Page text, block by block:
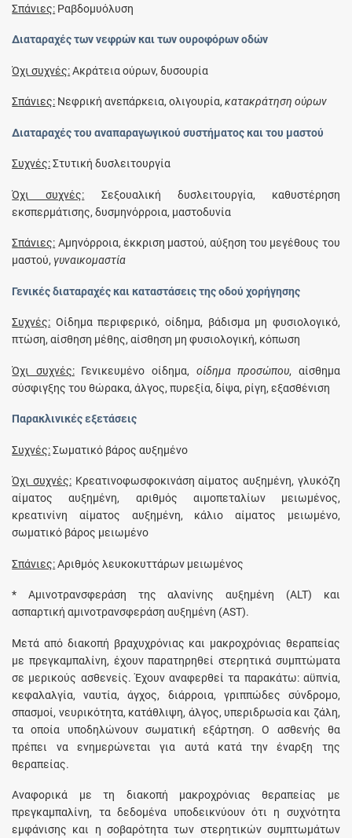
Σπάνιες: Ραβδομυόλυση
Διαταραχές των νεφρών και των ουροφόρων οδών
Όχι συχνές:Ακράτεια ούρων, δυσουρία
Σπάνιες: Νεφρική ανεπάρκεια, ολιγουρία,κατακράτηση ούρων
Διαταραχές του αναπαραγωγικού συστήματος και του μαστού
Συχνές:Στυτική δυσλειτουργία
Όχι συχνές: Σεξουαλική δυσλειτουργία, καθυστέρηση
εκσπερμάτισης, δυσμηνόρροια, μαστοδυνία
Σπάνιες: Αμηνόρροια, έκκριση μαστού, αύξηση του μεγέθους του
μαστού, γυναικομαστία
Γενικές διαταραχές και καταστάσεις της οδού χορήγησης
Συχνές: Οίδημα περιφερικό, οίδημα, βάδισμα μη φυσιολογικό,
πτώση, αίσθηση μέθης, αίσθηση μη φυσιολογική, κόπωση
Όχι συχνές:Γενικευμένο οίδημα, οίδημα προσώπου, αίσθημα
σύσφιγξης του θώρακα, άλγος, πυρεξία, δίψα, ρίγη, εξασθένιση
Παρακλινικές εξετάσεις
Συχνές:Σωματικό βάρος αυξημένο
Όχι συχνές:Κρεατινοφωσφοκινάση αίματος αυξημένη, γλυκόζη
αίματος αυξημένη, αριθμός αιμοπεταλίων μειωμένος,
κρεατινίνη αίματος αυξημένη, κάλιο αίματος μειωμένο,
σωματικό βάρος μειωμένο
Σπάνιες:Αριθμός λευκοκυττάρων μειωμένος
* Aμινοτρανσφεράση της αλανίνης αυξημένη (ALT) και
ασπαρτική αμινοτρανσφεράση αυξημένη (AST).
Μετά από διακοπή βραχυχρόνιας και μακροχρόνιας θεραπείας
με πρεγκαμπαλίνη, έχουν παρατηρηθεί στερητικά συμπτώματα
σε μερικούς ασθενείς. Έχουν αναφερθεί τα παρακάτω: αϋπνία,
κεφαλαλγία, ναυτία, άγχος, διάρροια, γριππώδες σύνδρομο,
σπασμοί, νευρικότητα, κατάθλιψη, άλγος, υπεριδρωσία και ζάλη,
τα οποία υποδηλώνουν σωματική εξάρτηση. Ο ασθενής θα
πρέπει να ενημερώνεται για αυτά κατά την έναρξη της
θεραπείας.
Αναφορικά με τη διακοπή μακροχρόνιας θεραπείας με
πρεγκαμπαλίνη, τα δεδομένα υποδεικνύουν ότι η συχνότητα
εμφάνισης και η σοβαρότητα των στερητικών συμπτωμάτων